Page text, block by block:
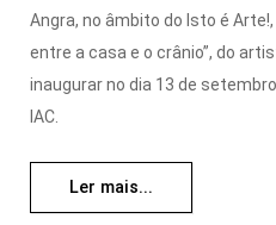
Angra, no âmbito do Isto é
entre a casa e o crânio”, do
inaugurar no dia 13 de
IAC.
Ler mais...